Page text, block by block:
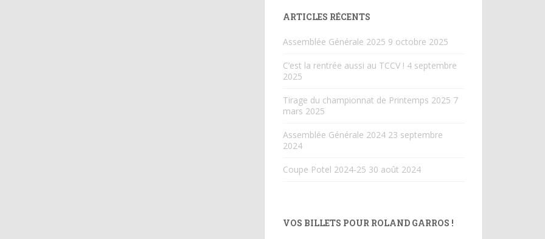
ARTICLES RÉCENTS
Assemblée Générale 2025 9 octobre 2025
C’est la rentrée aussi au TCCV ! 4 septembre
2025
Tirage du championnat de Printemps 2025 7
mars 2025
Assemblée Générale 2024 23 septembre
2024
Coupe Potel 2024-25 30 août 2024
VOS BILLETS POUR ROLAND GARROS !